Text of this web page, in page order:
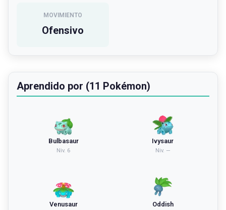
MOVIMIENTO
Ofensivo
Aprendido por (11 Pokémon)
Bulbasaur
Niv. 6
Ivysaur
Niv. —
Venusaur Oddish